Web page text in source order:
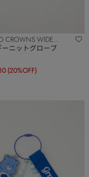
CROWNS WIDE
ーニットグローブ
(20%OFF)